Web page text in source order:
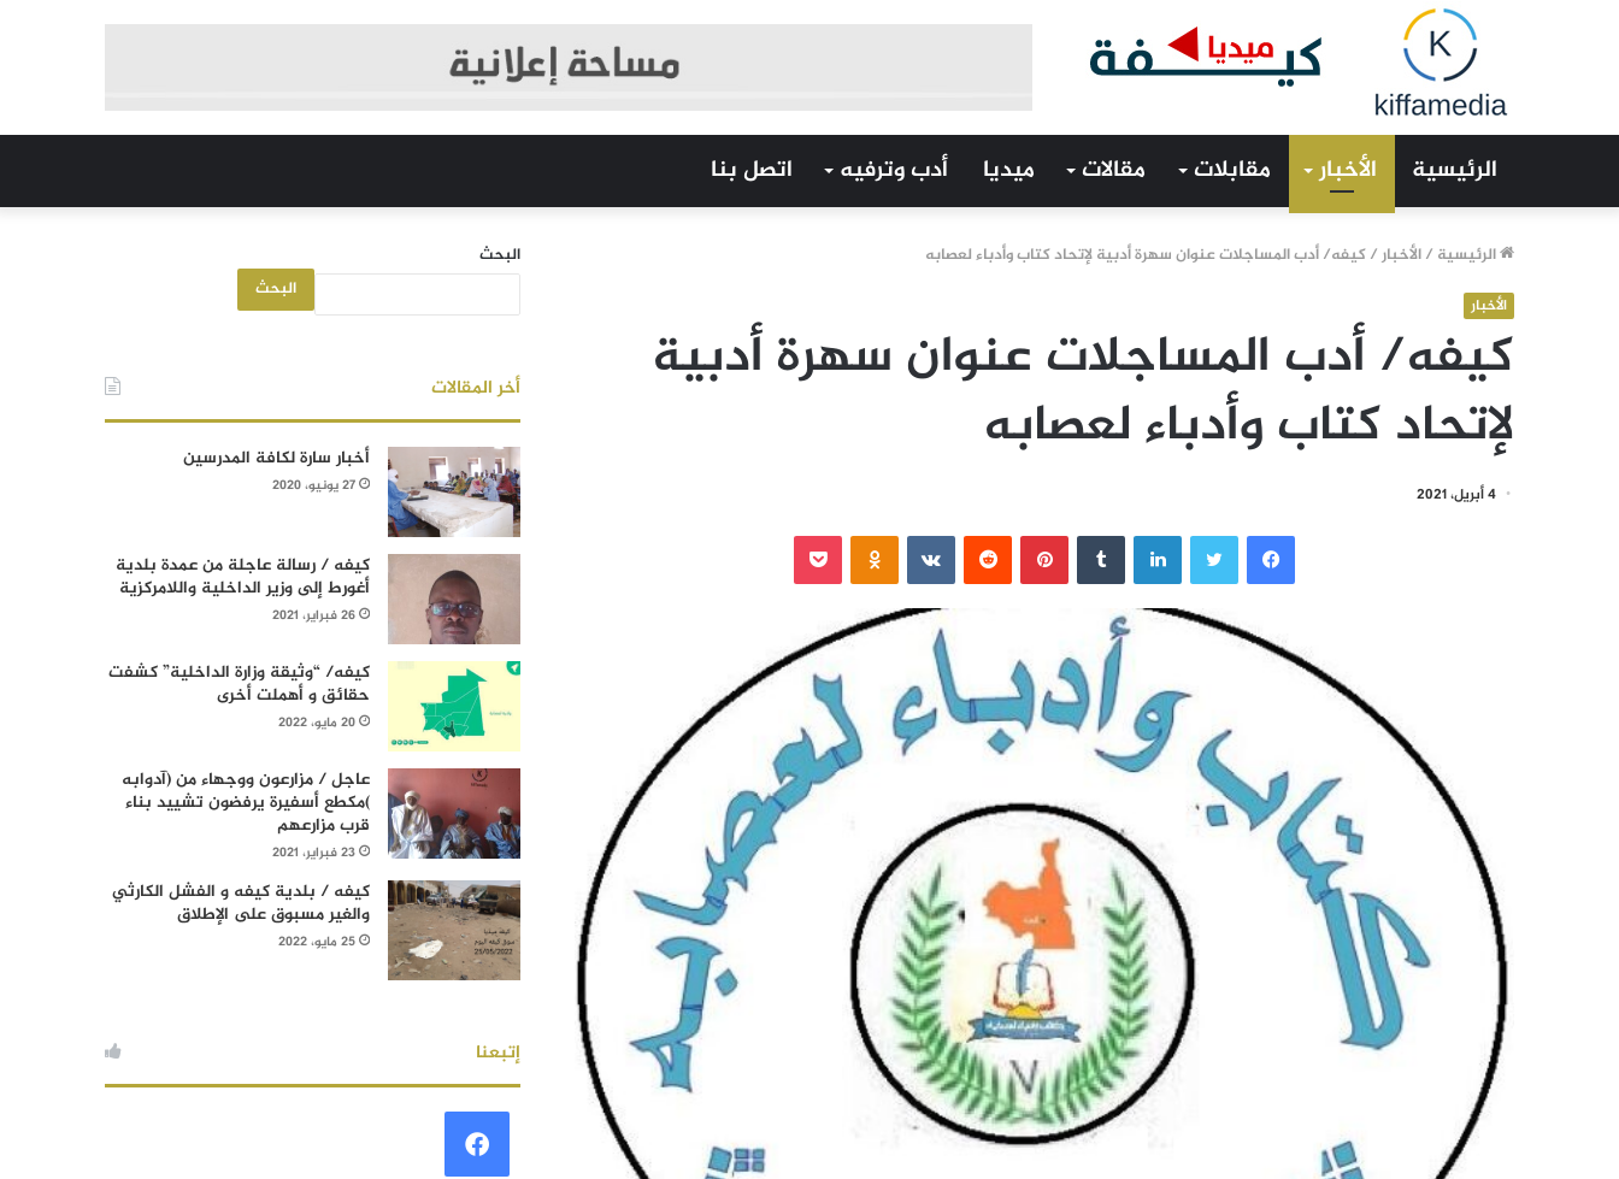
الرئيسية الأخبار مقابلات مقالات ميديا أدب وترفيه اتصل بنا
الرئيسية /الأخبار/كيفه/ أدب المساجلات عنوان سهرة أدبية لإتحاد كتاب وأدباء لعصابه
الأخبار
كيفه/ أدب المساجلات عنوان سهرة أدبية
لإتحاد كتاب وأدباء لعصابه
4 أبريل، 2021
فيسبوك لينكدإن بينتيريست
البحث
البحث
أخر المقالات
أخبار سارة لكافة المدرسين
27 يونيو، 2020
كيفه / رسالة عاجلة من عمدة بلدية
أغورط إلى وزير الداخلية واللامركزية
26 فبراير، 2021
كيفه/ “وثيقة وزارة الداخلية” كشفت
حقائق و أهملت أخرى
20 مايو، 2022
عاجل / مزارعون ووجهاء من (آدوابه
)مكطع أسفيرة يرفضون تشييد بناء
قرب مزارعهم
23 فبراير، 2021
كيفه / بلدية كيفه و الفشل الكارثي
والغير مسبوق على الإطلاق
25 مايو، 2022
إتبعنا